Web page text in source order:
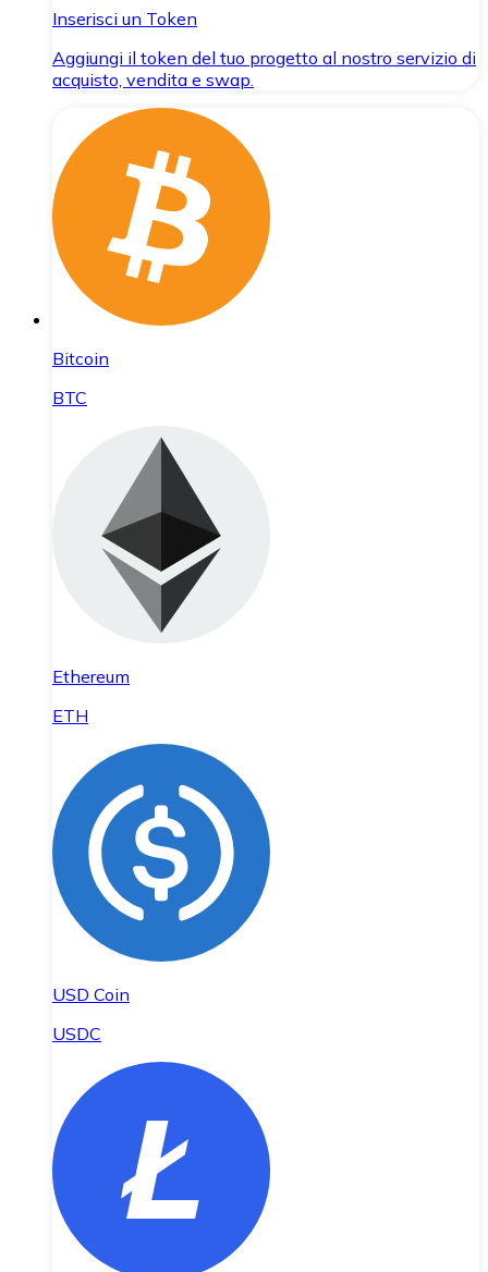
Inserisci un Token
Aggiungi il token del tuo progetto al nostro servizio di
acquisto, vendita e swap.
Bitcoin
BTC
Ethereum
ETH
USD Coin
USDC